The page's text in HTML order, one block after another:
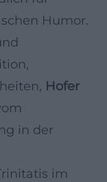
Humor.
Hofer
in der
im